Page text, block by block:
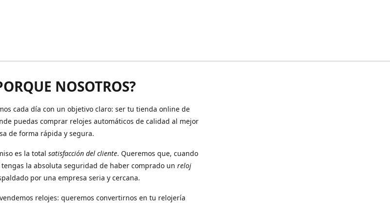
NOSOTROS?
cada día con un objetivo claro: ser tu tienda online de
puedas comprar relojes automáticos de calidad al mejor
de forma rápida y segura.
es la total satisfacción del cliente. Queremos que, cuando
la absoluta seguridad de haber comprado un reloj
por una empresa seria y cercana.
relojes: queremos convertirnos en tu relojería